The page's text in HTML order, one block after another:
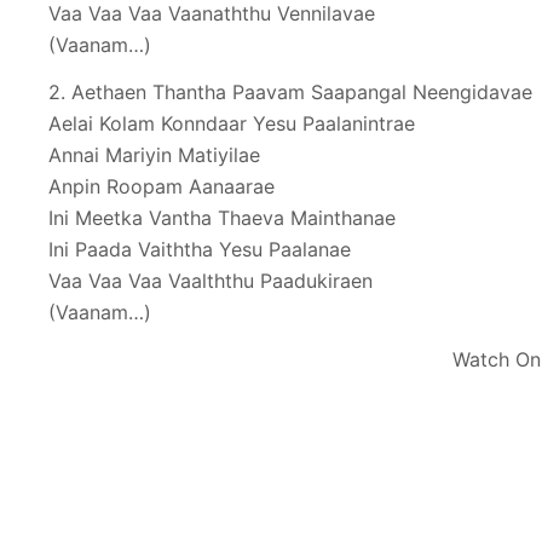
Vaa Vaa Vaa Vaanaththu Vennilavae
(Vaanam…)
2. Aethaen Thantha Paavam Saapangal Neengidavae
Aelai Kolam Konndaar Yesu Paalanintrae
Annai Mariyin Matiyilae
Anpin Roopam Aanaarae
Ini Meetka Vantha Thaeva Mainthanae
Ini Paada Vaiththa Yesu Paalanae
Vaa Vaa Vaa Vaalththu Paadukiraen
(Vaanam…)
Watch